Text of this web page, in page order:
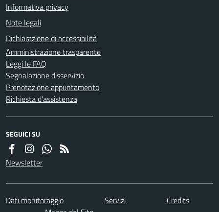
Informativa privacy
Note legali
Dichiarazione di accessibilità
Amministrazione trasparente
Leggi le FAQ
Segnalazione disservizio
Prenotazione appuntamento
Richiesta d'assistenza
SEGUICI SU
Newsletter
Dati monitoraggio Servizi
Credits